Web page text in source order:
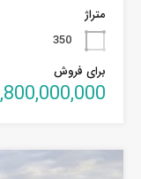
متراژ
350
برای فروش